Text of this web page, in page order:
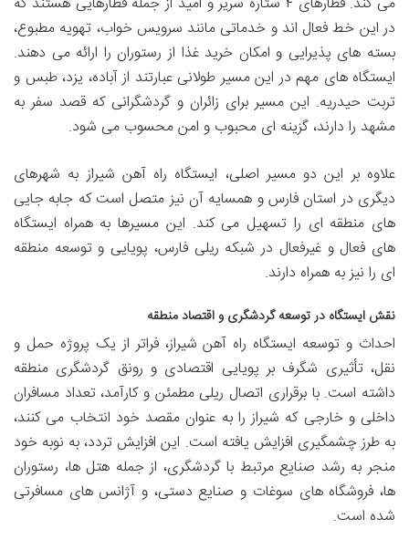
در این خط فعال اند و خدماتی مانند سرویس خواب، تهویه مطبوع،
بسته های پذیرایی و امکان خرید غذا از رستوران را ارائه می دهند.
ایستگاه های مهم در این مسیر طولانی عبارتند از آباده، یزد، طبس و
تربت حیدریه. این مسیر برای زائران و گردشگرانی که قصد سفر به
مشهد را دارند، گزینه ای محبوب و امن محسوب می شود.
علاوه بر این دو مسیر اصلی، ایستگاه راه آهن شیراز به شهرهای
دیگری در استان فارس و همسایه آن نیز متصل است که جابه جایی
های منطقه ای را تسهیل می کند. این مسیرها به همراه ایستگاه
های فعال و غیرفعال در شبکه ریلی فارس، پویایی و توسعه منطقه
ای را نیز به همراه دارند.
نقش ایستگاه در توسعه گردشگری و اقتصاد منطقه
احداث و توسعه ایستگاه راه آهن شیراز، فراتر از یک پروژه حمل و
نقل، تأثیری شگرف بر پویایی اقتصادی و رونق گردشگری منطقه
داشته است. با برقراری اتصال ریلی مطمئن و کارآمد، تعداد مسافران
داخلی و خارجی که شیراز را به عنوان مقصد خود انتخاب می کنند،
به طرز چشمگیری افزایش یافته است. این افزایش تردد، به نوبه خود
منجر به رشد صنایع مرتبط با گردشگری، از جمله هتل ها، رستوران
ها، فروشگاه های سوغات و صنایع دستی، و آژانس های مسافرتی
شده است.